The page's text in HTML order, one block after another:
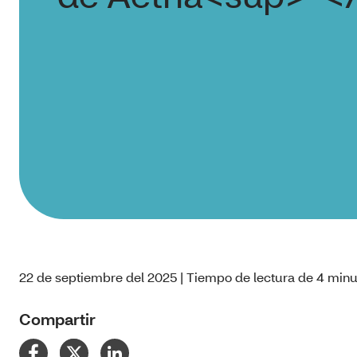
22 de septiembre del 2025 | Tiempo de lectura de 4
Compartir